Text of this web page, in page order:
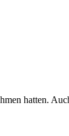
hatten.